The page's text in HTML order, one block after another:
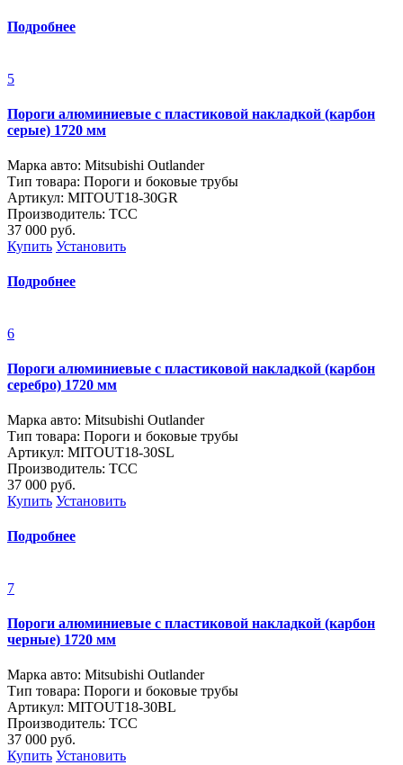
Подробнее
5
Пороги алюминиевые с пластиковой накладкой (карбон
серые) 1720 мм
Марка авто: Mitsubishi Outlander
Тип товара: Пороги и боковые трубы
Артикул: MITOUT18-30GR
Производитель: ТСС
37 000 руб.
Купить Установить
Подробнее
6
Пороги алюминиевые с пластиковой накладкой (карбон
серебро) 1720 мм
Марка авто: Mitsubishi Outlander
Тип товара: Пороги и боковые трубы
Артикул: MITOUT18-30SL
Производитель: ТСС
37 000 руб.
Купить Установить
Подробнее
7
Пороги алюминиевые с пластиковой накладкой (карбон
черные) 1720 мм
Марка авто: Mitsubishi Outlander
Тип товара: Пороги и боковые трубы
Артикул: MITOUT18-30BL
Производитель: ТСС
37 000 руб.
Купить Установить